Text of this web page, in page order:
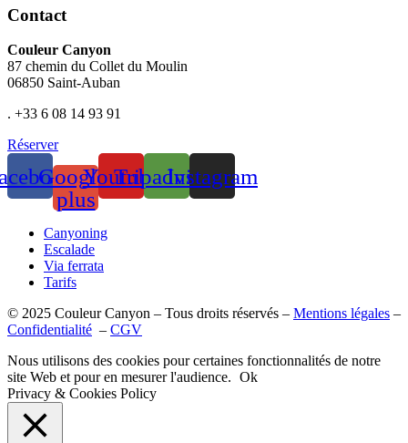
Contact
Couleur Canyon
87 chemin du Collet du Moulin
06850 Saint-Auban
. +33 6 08 14 93 91
Réserver
Google-
plus
Youtube
Tripadvisor
Instagram
Canyoning
Escalade
Via ferrata
Tarifs
© 2025 Couleur Canyon – Tous droits réservés – Mentions légales –
Confidentialité – CGV
Nous utilisons des cookies pour certaines fonctionnalités de notre
site Web et pour en mesurer l'audience. Ok
Privacy & Cookies Policy